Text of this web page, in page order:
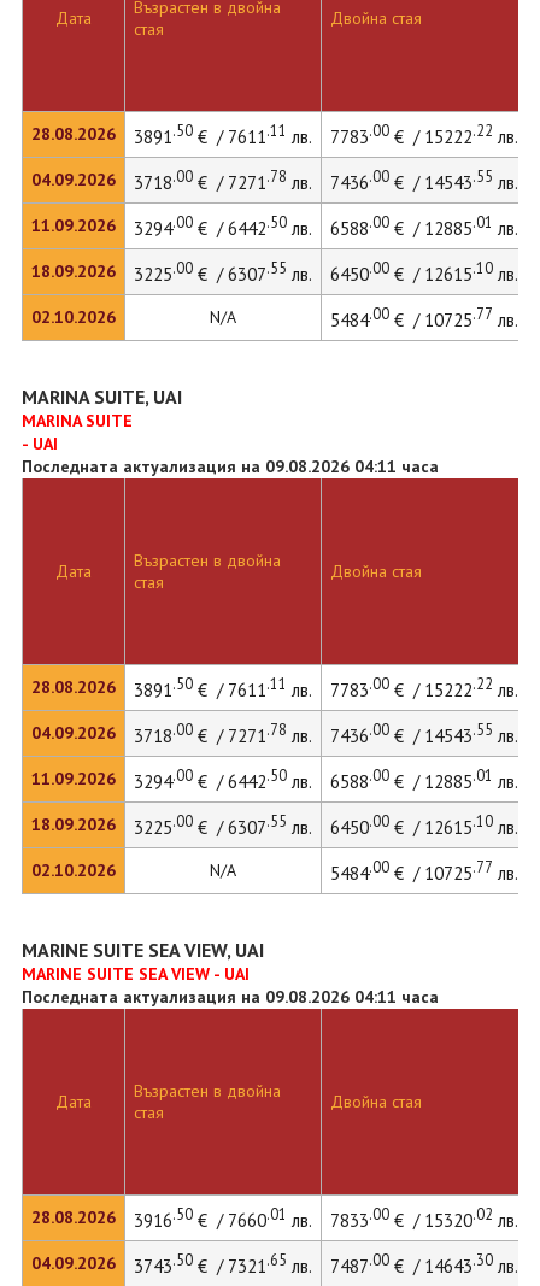
Дата
28.08.2026
04.09.2026
11.09.2026
18.09.2026
02.10.2026
Възрастен в двойна
стая
Двойна стая
3891.50€ / 7611.11 лв. 7783.00€ / 15222.22 лв.
3718.00€ / 7271.78 лв. 7436.00€ / 14543.55 лв.
3294.00€ / 6442.50лв. 6588.00€ / 12885.01 лв.
3225.00€ / 6307.55 лв. 6450.00€ / 12615.10лв.
N/A 5484.00€ / 10725.77 лв.
MARINA SUITE, UAI
MARINA SUITE
- UAI
Последната актуализация на 09.08.2026 04:11 часа
Дата
28.08.2026
04.09.2026
11.09.2026
18.09.2026
02.10.2026
Възрастен в двойна
стая
Двойна стая
3891.50€ / 7611.11 лв. 7783.00€ / 15222.22 лв.
3718.00€ / 7271.78 лв. 7436.00€ / 14543.55 лв.
3294.00€ / 6442.50лв. 6588.00€ / 12885.01 лв.
3225.00€ / 6307.55 лв. 6450.00€ / 12615.10лв.
N/A 5484.00€ / 10725.77 лв.
MARINE SUITE SEA VIEW, UAI
MARINE SUITE SEA VIEW - UAI
Последната актуализация на 09.08.2026 04:11 часа
Дата
28.08.2026
04.09.2026
Възрастен в двойна
стая
Двойна стая
3916.50€ / 7660.01 лв. 7833.00€ / 15320.02 лв.
3743.50€ / 7321.65 лв. 7487.00€ / 14643.30лв.